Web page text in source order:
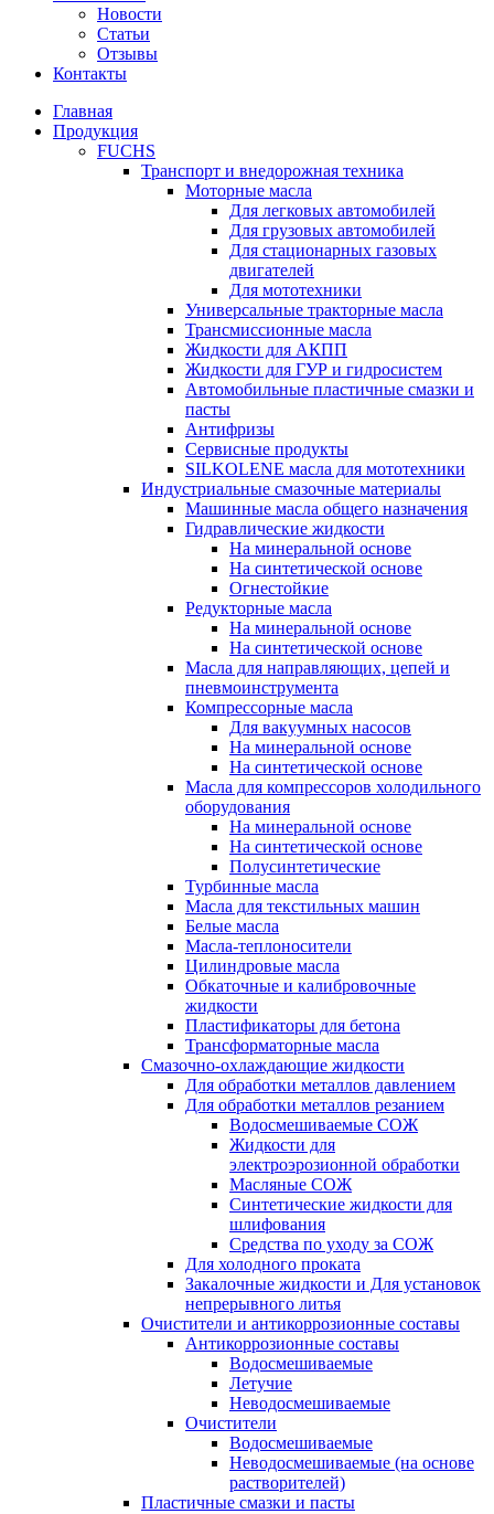
Новости
Статьи
Отзывы
Контакты
Главная
Продукция
FUCHS
Транспорт и внедорожная техника
Моторные масла
Для легковых автомобилей
Для грузовых автомобилей
Для стационарных газовых
двигателей
Для мототехники
Универсальные тракторные масла
Трансмиссионные масла
Жидкости для АКПП
Жидкости для ГУР и гидросистем
Автомобильные пластичные смазки и
пасты
Антифризы
Сервисные продукты
SILKOLENE масла для мототехники
Индустриальные смазочные материалы
Машинные масла общего назначения
Гидравлические жидкости
На минеральной основе
На синтетической основе
Огнестойкие
Редукторные масла
На минеральной основе
На синтетической основе
Масла для направляющих, цепей и
пневмоинструмента
Компрессорные масла
Для вакуумных насосов
На минеральной основе
На синтетической основе
Масла для компрессоров холодильного
оборудования
На минеральной основе
На синтетической основе
Полусинтетические
Турбинные масла
Масла для текстильных машин
Белые масла
Масла-теплоносители
Цилиндровые масла
Обкаточные и калибровочные
жидкости
Пластификаторы для бетона
Трансформаторные масла
Смазочно-охлаждающие жидкости
Для обработки металлов давлением
Для обработки металлов резанием
Водосмешиваемые СОЖ
Жидкости для
электроэрозионной обработки
Масляные СОЖ
Синтетические жидкости для
шлифования
Средства по уходу за СОЖ
Для холодного проката
Закалочные жидкости и Для установок
непрерывного литья
Очистители и антикоррозионные составы
Антикоррозионные составы
Водосмешиваемые
Летучие
Неводосмешиваемые
Очистители
Водосмешиваемые
Неводосмешиваемые (на основе
растворителей)
Пластичные смазки и пасты